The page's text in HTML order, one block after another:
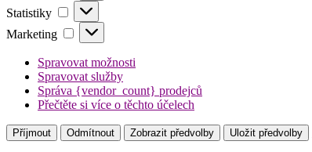
Statistiky Statistiky
Marketing Marketing
Spravovat možnosti
Spravovat služby
Správa {vendor_count} prodejců
Přečtěte si více o těchto účelech
Příjmout Odmítnout Zobrazit předvolby Uložit předvolby